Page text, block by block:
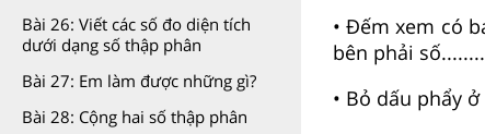
Bài 26: Viết các số đo diện tích
dưới dạng số thập phân
Bài 27: Em làm được những gì?
Bài 28: Cộng hai số thập phân
• Đếm xem có
bên phải
• Bỏ dấu phẩy